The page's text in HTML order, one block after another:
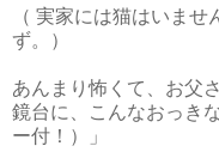
（ 実家には猫はいま
ず。）
あんまり怖くて、お父
鏡台に、こんなおっき
ー付！）」